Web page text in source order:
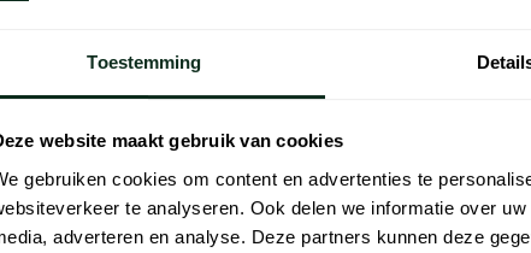
Toestemming
website maakt gebruik van cookies
gebruiken cookies om content en advertenties te
te analyseren. Ook delen we informatie over
adverteren en analyse. Deze partners kunnen deze
borstzak
€ 69,99 € 35,00 - 50%